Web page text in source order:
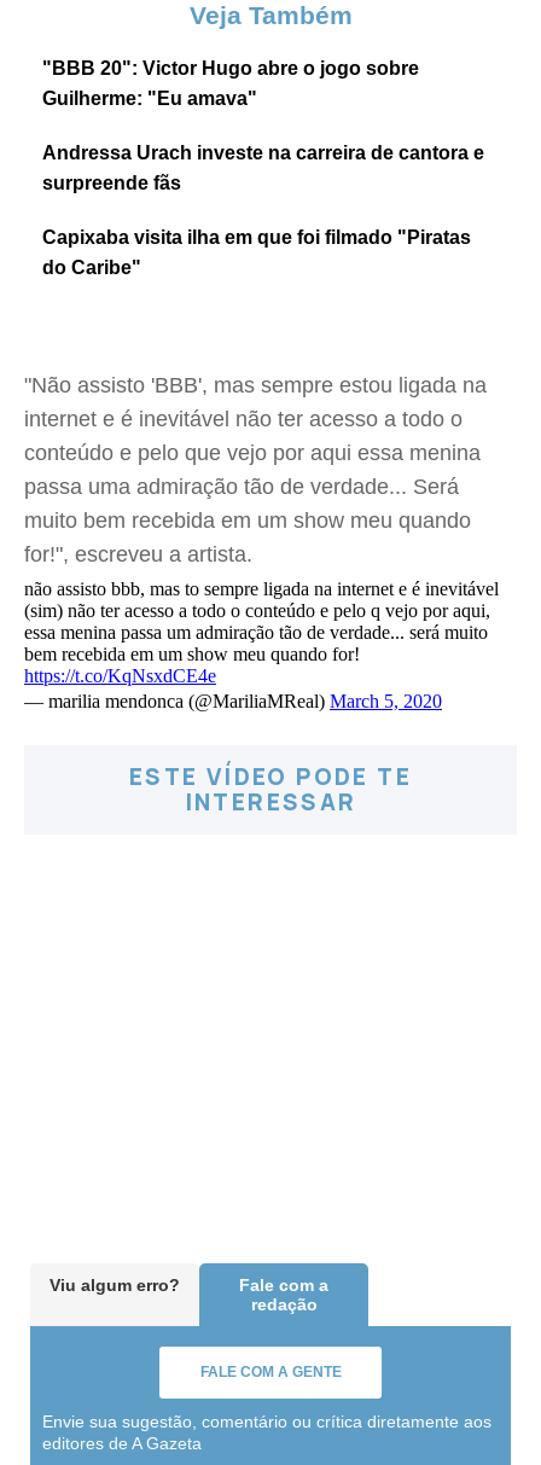
Veja Também
"BBB 20": Victor Hugo abre o jogo sobre
Guilherme: "Eu amava"
Andressa Urach investe na carreira de cantora e
surpreende fãs
Capixaba visita ilha em que foi filmado "Piratas
do Caribe"
"Não assisto 'BBB', mas sempre estou ligada na
internet e é inevitável não ter acesso a todo o
conteúdo e pelo que vejo por aqui essa menina
passa uma admiração tão de verdade... Será
muito bem recebida em um show meu quando
for!", escreveu a artista.
não assisto bbb, mas to sempre ligada na internet e é inevitável
(sim) não ter acesso a todo o conteúdo e pelo q vejo por aqui,
essa menina passa um admiração tão de verdade... será muito
bem recebida em um show meu quando for!
https://t.co/KqNsxdCE4e
— marilia mendonca (@MariliaMReal) March 5, 2020
ESTE VÍDEO PODE TE
INTERESSAR
Viu algum erro?
Fale com a
redação
FALE COM A GENTE
Envie sua sugestão, comentário ou crítica diretamente aos
editores de A Gazeta